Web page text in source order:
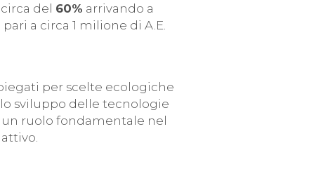
del 60% arrivando a
a circa 1 milione di A.E.
per scelte ecologiche
sviluppo delle tecnologie
ruolo fondamentale nel